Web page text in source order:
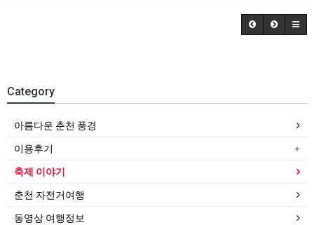
Category
아름다운 춘천 풍경
이용후기
축제 이야기
춘천 자전거여행
동영상 여행정보